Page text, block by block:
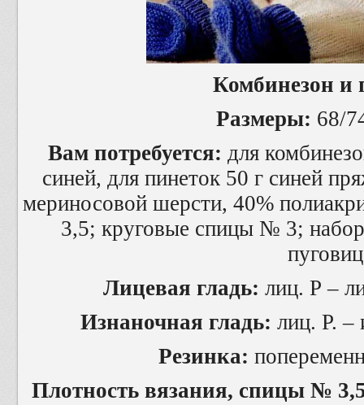
Комбинезон и
Размеры: 68/
Вам потребуется: для
синей, для пинеток 50 г синей
мериносовой шерсти, 40%
3,5; круговые спицы № 3;
Лицевая гладь: лиц. Р –
Изнаночная гладь: лиц. Р. –
Резинка:
Плотность вязания, спицы №